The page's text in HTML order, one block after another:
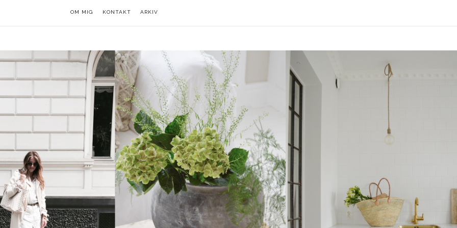
OM MIG KONTAKT ARKIV
OM MIG KONTAKT ARKIV